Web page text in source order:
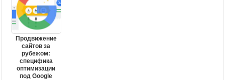
Продвижение
сайтов за
рубежом:
специфика
оптимизации
под Google